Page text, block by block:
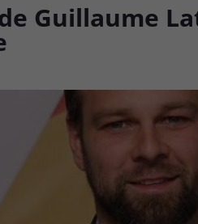
Guillaume